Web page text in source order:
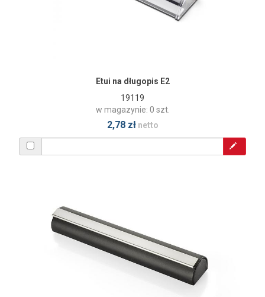
Etui na długopis E2
19119
w magazynie: 0 szt.
2,78 złnetto